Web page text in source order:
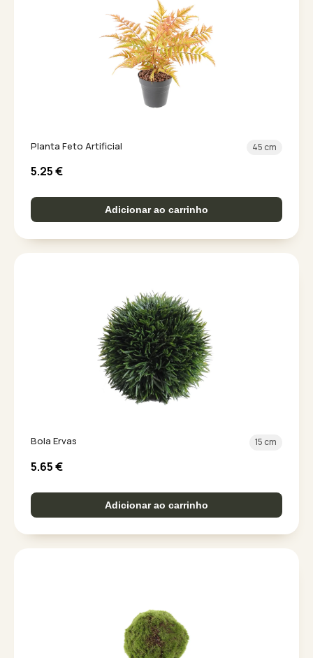
Planta Feto Artificial 45 cm
5.25€
Adicionar ao carrinho
Bola Ervas 15 cm
5.65€
Adicionar ao carrinho